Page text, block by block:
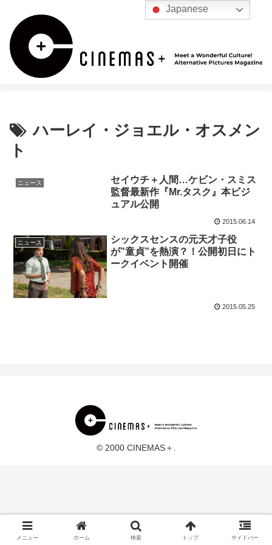
ハーレイ・ジョエル・オスメン
ト
ニュース
セイウチ＋人間…ケビン・スミス
監督最新作『Mr.タスク』本ビジ
ュアル公開
2015.06.14
ニュース
シックスセンスの元天才子役
が”童貞”を熱演？！公開初日にト
ークイベント開催
2015.05.25
© 2000 CINEMAS＋.
メニュー ホーム 検索 トップ サイドバー
Japanese